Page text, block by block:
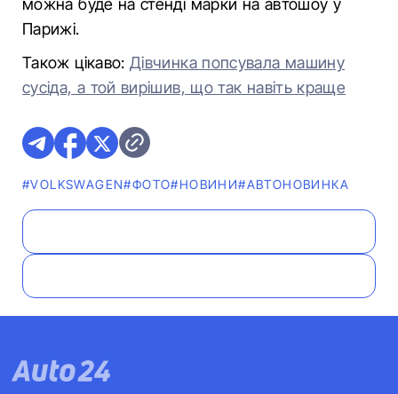
можна буде на стенді марки на автошоу у
Парижі.
Також цікаво:Дівчинка попсувала машину
сусіда, а той вирішив, що так навіть краще
#VOLKSWAGEN#ФОТО#НОВИНИ#АВТОНОВИНКА